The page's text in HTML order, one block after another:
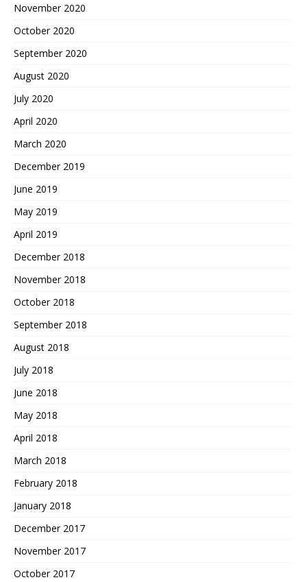
November 2020
October 2020
September 2020
August 2020
July 2020
April 2020
March 2020
December 2019
June 2019
May 2019
April 2019
December 2018
November 2018
October 2018
September 2018
August 2018
July 2018
June 2018
May 2018
April 2018
March 2018
February 2018
January 2018
December 2017
November 2017
October 2017